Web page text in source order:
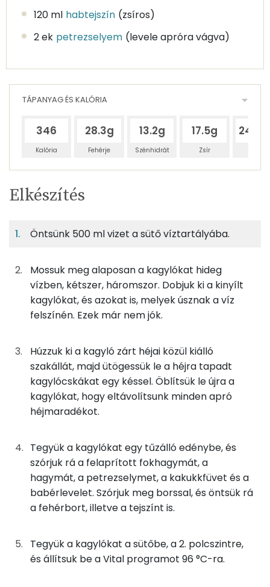
120 ml habtejszín (zsíros)
2 ek petrezselyem (levele apróra vágva)
TÁPANYAG ÉS KALÓRIA
346
Kalória
28.3g
Fehérje
13.2g
Szénhidrát
17.5g
Zsír
Egy
adagban
9%
4%
6%
375g kagyló
194 kcal
1g fokhagyma
4gvaj
27 kcal
11gpetrezselyem
4 kcal
0gbabérlevél
0 kcal
25gfehérbor
21 kcal
30ghabtejszín
petrezselyem
TÁPANYAGTARTALOM
Egy
4
100
9%
Fehérje
4%
Szénhidrát
6%
Zsír
81%
Víz
TOP ásványi anyagok
Foszfor
Kálcium
Szelén
Magnézium
TOP vitaminok
Kolin:
Niacin - B3 vitamin:
Elkészítés
Öntsünk 500 ml vizet a sütő víztartályába.
Mossuk meg alaposan a kagylókat hideg
vízben, kétszer, háromszor. Dobjuk ki a kinyílt
kagylókat, és azokat is, melyek úsznak a víz
felszínén. Ezek már nem jók.
Húzzuk ki a kagyló zárt héjai közül kiálló
szakállát, majd ütögessük le a héjra tapadt
kagylócskákat egy késsel. Öblítsük le újra a
kagylókat, hogy eltávolítsunk minden apró
héjmaradékot.
Tegyük a kagylókat egy tűzálló edénybe, és
szórjuk rá a felaprított fokhagymát, a
hagymát, a petrezselymet, a kakukkfüvet és a
babérlevelet. Szórjuk meg borssal, és öntsük rá
a fehérbort, illetve a tejszínt is.
Tegyük a kagylókat a sütőbe, a 2. polcszintre,
és állítsuk be a Vital programot 96 °C-ra.